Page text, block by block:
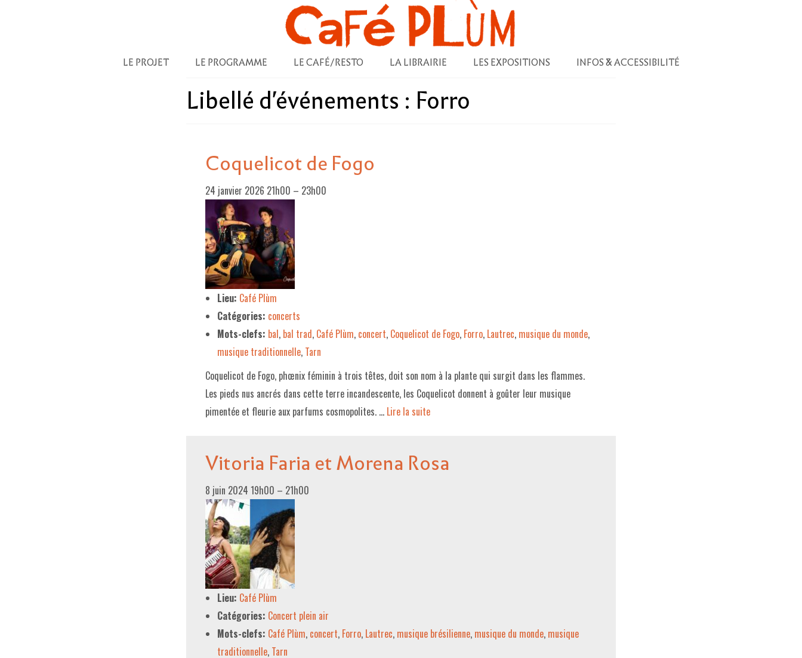
LE PROJET LE PROGRAMME LE CAFÉ/RESTO LA LIBRAIRIE LES EXPOSITIONS INFOS & ACCESSIBILITÉ
Libellé d'événements : Forro
Coquelicot de Fogo
24 janvier 2026 21h00 – 23h00
Lieu: Café Plùm
Catégories: concerts
Mots-clefs: bal, bal trad, Café Plùm, concert, Coquelicot de Fogo, Forro, Lautrec, musique du monde,
musique traditionnelle, Tarn
Coquelicot de Fogo, phœnix féminin à trois têtes, doit son nom à la plante qui surgit dans les flammes.
Les pieds nus ancrés dans cette terre incandescente, les Coquelicot donnent à goûter leur musique
pimentée et fleurie aux parfums cosmopolites. … Lire la suite­­
Vitoria Faria et Morena Rosa
8 juin 2024 19h00 – 21h00
Lieu: Café Plùm
Catégories: Concert plein air
Mots-clefs: Café Plùm, concert, Forro, Lautrec, musique brésilienne, musique du monde, musique
traditionnelle, Tarn